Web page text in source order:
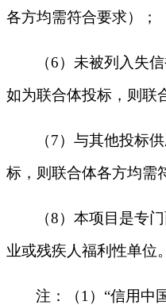
各方均需符合要求）；
（6）未被列入失
如为联合体投标，则联
（7）与其他投标
标，则联合体各方均需
（8）本项目是专
业或残疾人福利性单位
注：（1）“信用中